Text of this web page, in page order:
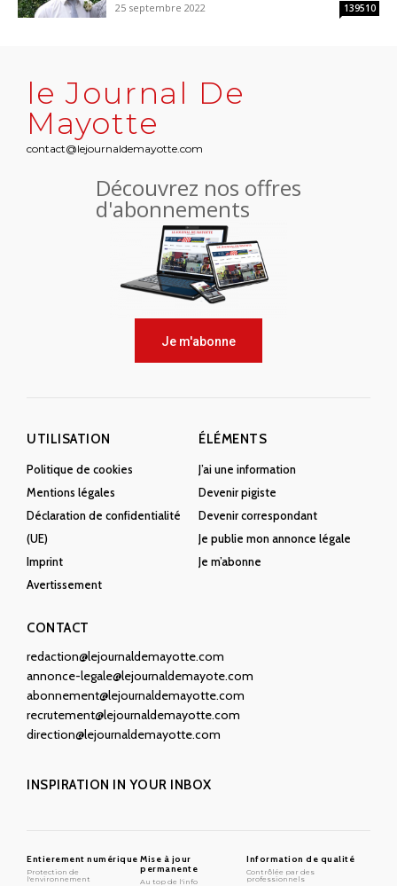
25 septembre 2022 139510
le Journal De
Mayotte
contact@lejournaldemayotte.com
Découvrez nos offres
d'abonnements
Je m'abonne
UTILISATION
Politique de cookies
Mentions légales
Déclaration de confidentialité
(UE)
Imprint
Avertissement
ÉLÉMENTS
J’ai une information
Devenir pigiste
Devenir correspondant
Je publie mon annonce légale
Je m’abonne
CONTACT
redaction@lejournaldemayotte.com
annonce-legale@lejournaldemayote.com
abonnement@lejournaldemayotte.com
recrutement@lejournaldemayotte.com
direction@lejournaldemayotte.com
INSPIRATION IN YOUR INBOX
Entierement numérique
Protection de
l'environnement
Mise à jour
permanente
Au top de l'info
Information de qualité
Contrôlée par des
professionnels